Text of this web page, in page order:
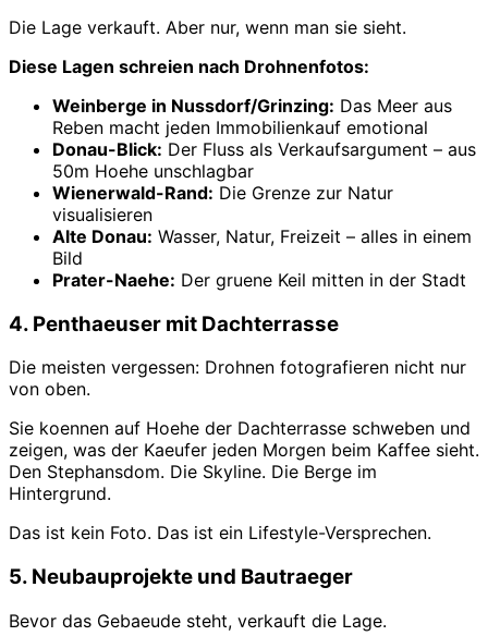
Die Lage verkauft. Aber nur, wenn man sie sieht.
Diese Lagen schreien nach Drohnenfotos:
Weinberge in Nussdorf/Grinzing: Das Meer aus
Reben macht jeden Immobilienkauf emotional
Donau-Blick: Der Fluss als Verkaufsargument – aus
50m Hoehe unschlagbar
Wienerwald-Rand: Die Grenze zur Natur
visualisieren
Alte Donau: Wasser, Natur, Freizeit – alles in einem
Bild
Prater-Naehe: Der gruene Keil mitten in der Stadt
4. Penthaeuser mit Dachterrasse
Die meisten vergessen: Drohnen fotografieren nicht nur
von oben.
Sie koennen auf Hoehe der Dachterrasse schweben und
zeigen, was der Kaeufer jeden Morgen beim Kaffee sieht.
Den Stephansdom. Die Skyline. Die Berge im
Hintergrund.
Das ist kein Foto. Das ist ein Lifestyle-Versprechen.
5. Neubauprojekte und Bautraeger
Bevor das Gebaeude steht, verkauft die Lage.